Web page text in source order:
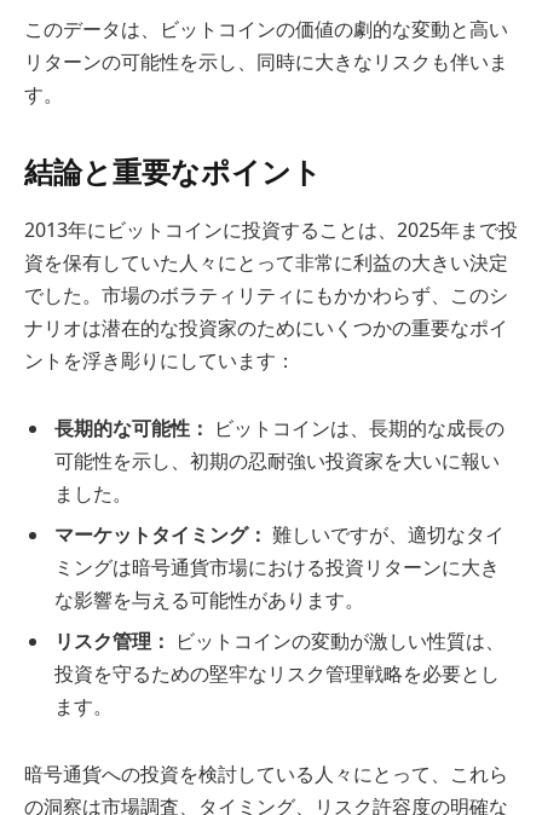
このデータは、ビットコインの価値の劇的な変動と高い
リターンの可能性を示し、同時に大きなリスクも伴いま
す。
結論と重要なポイント
2013年にビットコインに投資することは、2025年まで投
資を保有していた人々にとって非常に利益の大きい決定
でした。市場のボラティリティにもかかわらず、このシ
ナリオは潜在的な投資家のためにいくつかの重要なポイ
ントを浮き彫りにしています：
長期的な可能性： ビットコインは、長期的な成長の
可能性を示し、初期の忍耐強い投資家を大いに報い
ました。
マーケットタイミング： 難しいですが、適切なタイ
ミングは暗号通貨市場における投資リターンに大き
な影響を与える可能性があります。
リスク管理： ビットコインの変動が激しい性質は、
投資を守るための堅牢なリスク管理戦略を必要とし
ます。
暗号通貨への投資を検討している人々にとって、これら
の洞察は市場調査、タイミング、リスク許容度の明確な